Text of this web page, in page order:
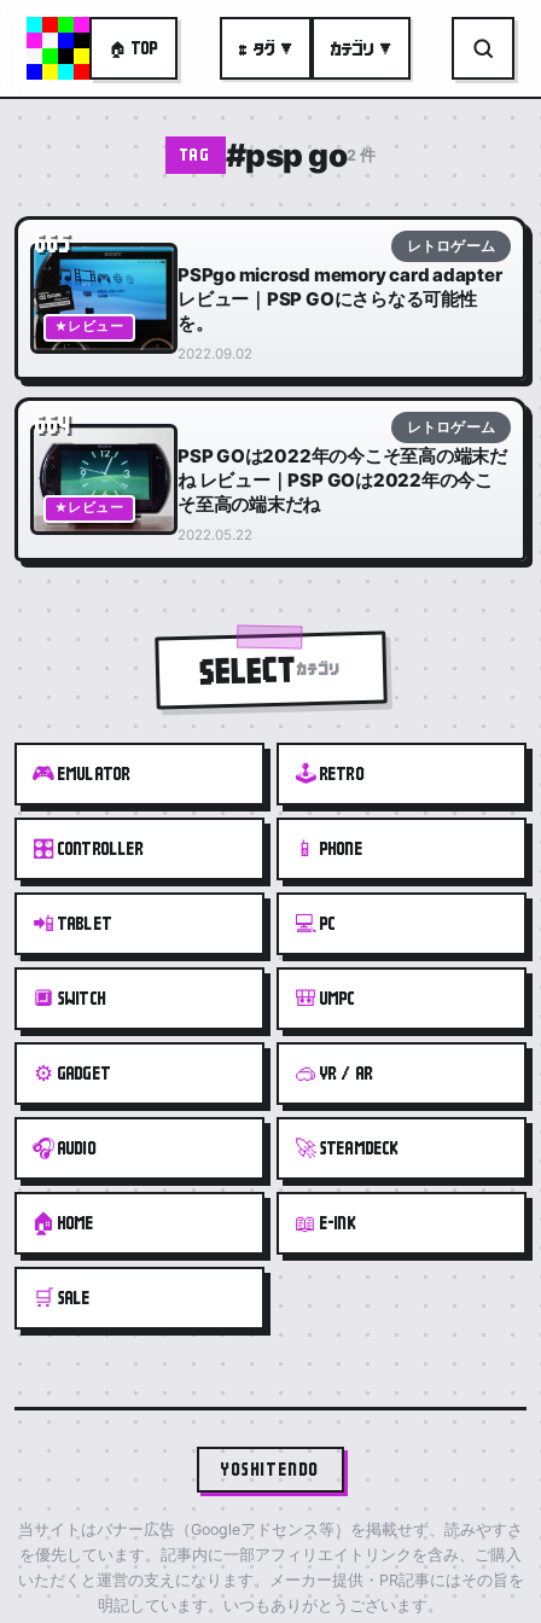
🏠 TOP # タグ ▼ カテゴリ ▼
TAG #psp go2 件
★レビュー
665 レトロゲーム
PSPgo microsd memory card adapter
レビュー｜PSP GOにさらなる可能性
を。
2022.09.02
★レビュー
664 レトロゲーム
PSP GOは2022年の今こそ至高の端末だ
ね レビュー｜PSP GOは2022年の今こ
そ至高の端末だね
2022.05.22
SELECTカテゴリ
🎮 EMULATOR 🕹️ RETRO
🎛️ CONTROLLER 📱 PHONE
📲 TABLET 💻 PC
🔲 SWITCH 🎒 UMPC
⚙️ GADGET 🥽 VR / AR
🎧 AUDIO 🚀 STEAMDECK
🏠 HOME 📖 E-INK
🛒 SALE
YOSHITENDO
当サイトはバナー広告（Googleアドセンス等）を掲載せず、読みやすさ
を優先しています。記事内に一部アフィリエイトリンクを含み、ご購入
いただくと運営の支えになります。メーカー提供・PR記事にはその旨を
明記しています。いつもありがとうございます。